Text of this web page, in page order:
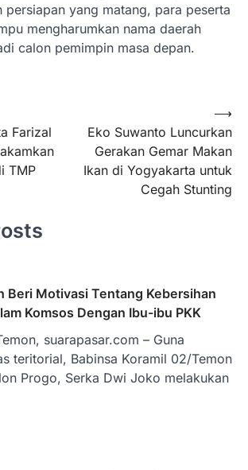
persiapan yang matang, para peserta
mengharumkan nama daerah
calon pemimpin masa depan.
Farizal
TMP
Eko Suwanto Luncurkan
Gerakan Gemar Makan
Ikan di Yogyakarta untuk
Cegah Stunting
⟶
Beri Motivasi Tentang Kebersihan
Komsos Dengan Ibu-ibu PKK
suarapasar.com – Guna
teritorial, Babinsa Koramil 02/Temon
Progo, Serka Dwi Joko melakukan